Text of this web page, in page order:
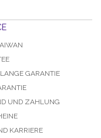
GARANTIE
UND ZAHLUNG
KARRIERE